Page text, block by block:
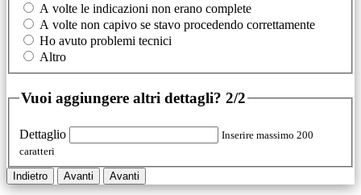
A volte le indicazioni non erano complete
A volte non capivo se stavo procedendo correttamente
Ho avuto problemi tecnici
Altro
Vuoi aggiungere altri dettagli? 2/2
Dettaglio
Inserire massimo 200
caratteri
Indietro Avanti Avanti